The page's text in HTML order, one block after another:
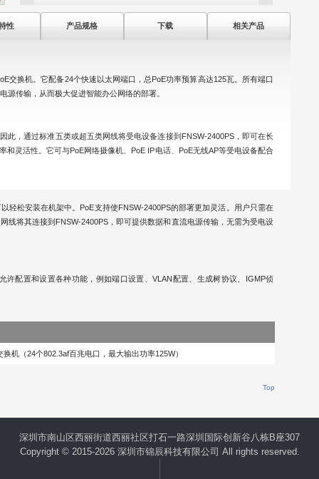
性 产品规格 下载 相关产品
交换机。它配备24个快速以太网端口，总PoE功率预算高达125瓦。所有端口
源传输，从而极大促进智能办公网络的部署。
此，通过标准五类或超五类网线将受电设备连接到FNSW-2400PS，即可在长
和灵活性。它可与PoE网络摄像机、PoE IP电话、PoE无线AP等受电设备配合
轻松安装在机架中。PoE支持使FNSW-2400PS的部署更加灵活。用户只需在
线将其连接到FNSW-2400PS，即可提供数据和直流电源传输，无需为受电设
许配置和设置各种功能，例如端口设置、VLAN配置、生成树协议、IGMP侦
机（24个802.3af百兆电口，最大输出功率125W）
Top
深圳市南山区西丽街道西丽社区打石一路深圳国际创新谷八栋B座307
Copyright © 2015-2026 深圳市锦辰科技有限公司 All rights reserved.